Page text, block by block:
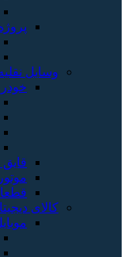
وسایل
قایق
کالای